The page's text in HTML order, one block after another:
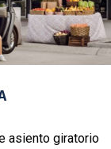
asiento giratorio